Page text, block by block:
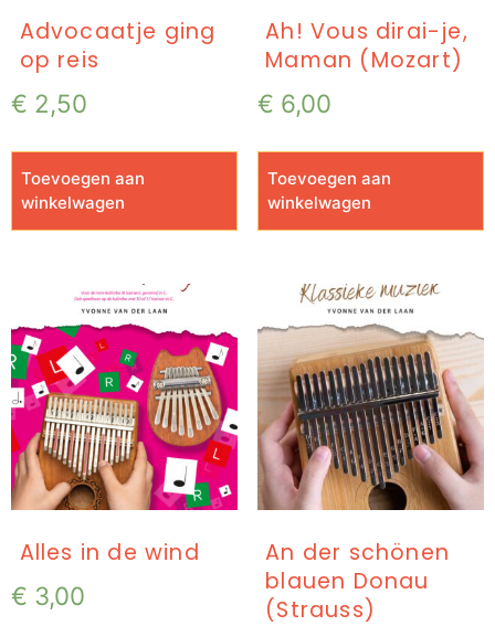
Advocaatje ging
op reis
€ 2,50
Toevoegen aan
winkelwagen
Ah! Vous dirai-je,
Maman (Mozart)
€ 6,00
Toevoegen aan
winkelwagen
Alles in de wind
€ 3,00
An der schönen
blauen Donau
(Strauss)